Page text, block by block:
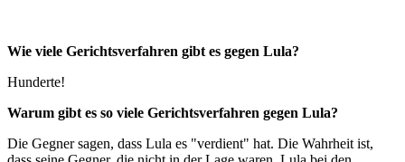
Wie viele Gerichtsverfahren gibt es gegen Lula?
Hunderte!
Warum gibt es so viele Gerichtsverfahren gegen Lula?
Die Gegner sagen, dass Lula es "verdient" hat. Die Wahrheit ist,